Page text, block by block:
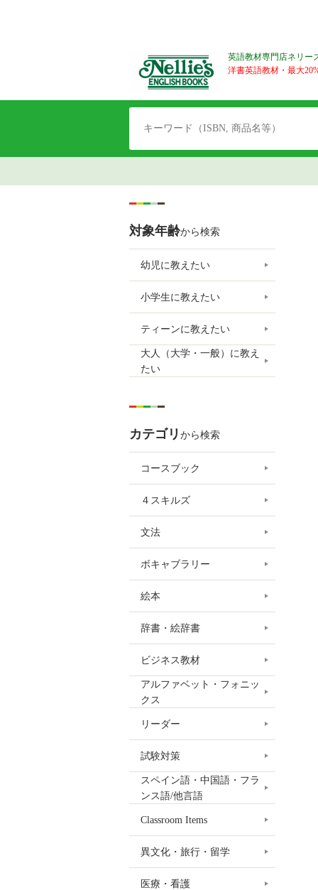
英語教材専門店ネリー
洋書英語教材・最大
対象年齢から検索
幼児に教えたい
小学生に教えたい
ティーンに教えたい
大人（大学・一般）に教え
たい
カテゴリ から検索
コースブック
４スキルズ
文法
ボキャブラリー
絵本
辞書・絵辞書
ビジネス教材
アルファベット・フォニッ
クス
リーダー
試験対策
スペイン語・中国語・フラ
ンス語/他言語
Classroom Items
異文化・旅行・留学
医療・看護